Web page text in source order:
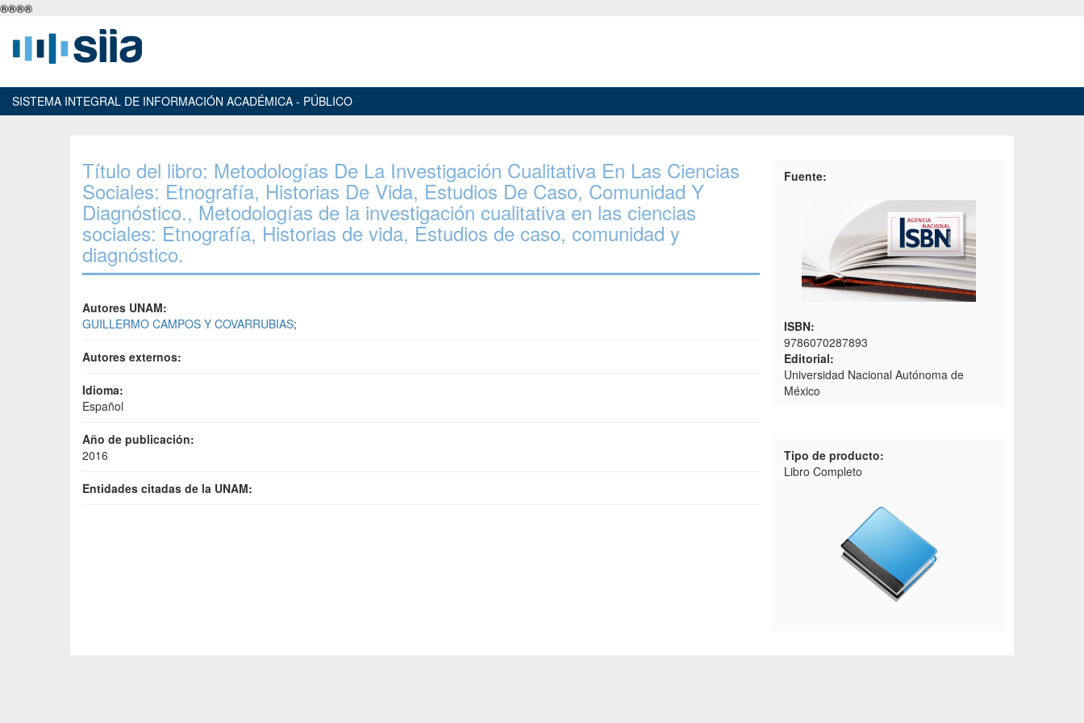
®®®®
SISTEMA INTEGRAL DE INFORMACIÓN ACADÉMICA - PÚBLICO
Título del libro: Metodologías De La Investigación Cualitativa En Las Ciencias
Sociales: Etnografía, Historias De Vida, Estudios De Caso, Comunidad Y
Diagnóstico., Metodologías de la investigación cualitativa en las ciencias
sociales: Etnografía, Historias de vida, Estudios de caso, comunidad y
diagnóstico.
Autores UNAM:
GUILLERMO CAMPOS Y COVARRUBIAS;
Autores externos:
Idioma:
Español
Año de publicación:
2016
Entidades citadas de la UNAM:
Fuente:
ISBN:
9786070287893
Editorial:
Universidad Nacional Autónoma de
México
Tipo de producto:
Libro Completo